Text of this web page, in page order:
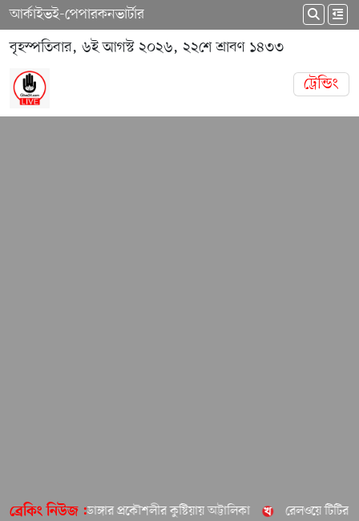
আর্কাইভই-পেপারকনভার্টার
বৃহস্পতিবার, ৬ই আগস্ট ২০২৬, ২২শে শ্রাবণ ১৪৩৩
ট্রেন্ডিং
ব্রেকিং নিউজ :চুয়াডাঙ্গার প্রকৌশলীর কুষ্টিয়ায় অট্টালিকা রেলওয়ে টিটির